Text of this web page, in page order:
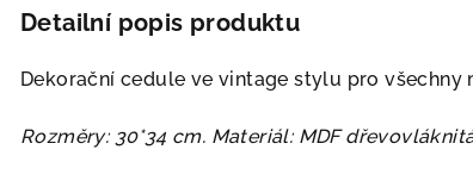
Detailní popis produktu
Dekorační cedule ve vintage stylu pro
Rozměry: 30*34 cm. Materiál: MDF